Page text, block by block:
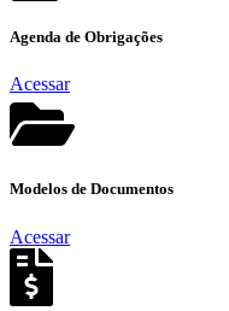
Agenda de Obrigações
Acessar
Modelos de Documentos
Acessar